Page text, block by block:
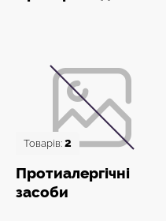
Товарів: 2
Протиалергічні
засоби